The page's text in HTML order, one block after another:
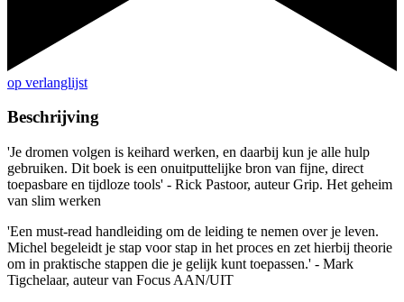
op verlanglijst
Beschrijving
'Je dromen volgen is keihard werken, en daarbij kun je alle hulp
gebruiken. Dit boek is een onuitputtelijke bron van fijne, direct
toepasbare en tijdloze tools' - Rick Pastoor, auteur Grip. Het geheim
van slim werken
'Een must-read handleiding om de leiding te nemen over je leven.
Michel begeleidt je stap voor stap in het proces en zet hierbij theorie
om in praktische stappen die je gelijk kunt toepassen.' - Mark
Tigchelaar, auteur van Focus AAN/UIT